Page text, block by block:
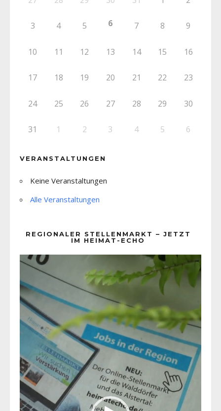
3 4 5 6 7 8 9
10 11 12 13 14 15 16
17 18 19 20 21 22 23
24 25 26 27 28 29 30
31 1 2 3 4 5 6
VERANSTALTUNGEN
Keine Veranstaltungen
Alle Veranstaltungen
REGIONALER STELLENMARKT – JETZT
IM HEIMAT-ECHO
Player